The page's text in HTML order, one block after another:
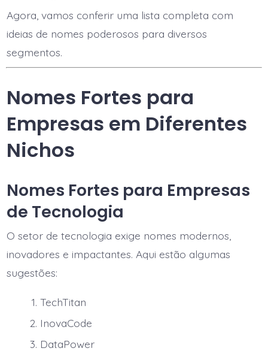
Agora, vamos conferir uma lista completa com
ideias de nomes poderosos para diversos
segmentos.
Nomes Fortes para
Empresas em Diferentes
Nichos
Nomes Fortes para Empresas
de Tecnologia
O setor de tecnologia exige nomes modernos,
inovadores e impactantes. Aqui estão algumas
sugestões:
TechTitan
InovaCode
DataPower